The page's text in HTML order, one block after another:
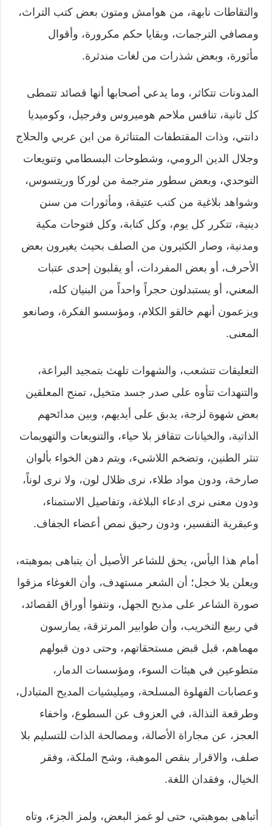
والتقاطات نابهة، من هوامش ومتون بعض كتب التراث،
ومصافي الترجمات، وبقايا حكم مكرورة، وأقوال
مأثورة، وبعض شذرات من لغات مندثرة.
المدونات تتكاثر، وما يدعي أصحابها أنها قصائد تتمطى
كل ثانية، تنافس ملاحم هوميروس وفرجيل، وكوميديا
دانتي، وذات المقتطفات المتناثرة من ابن عربي والحلاج
وجلال الدين الرومي، وشطوحات البسطامي وتنويعات
التوحدي، وبعض سطور مترجمة من لوركا وريتسوس،
وشواهد بلاغية من كتب عتيقة، ومأثورات من سنن
دينية، تتكرر كل يوم، وكل كتابة، وكل فتوحات مكية
ومدنية، وصار الكثيرون من الصلف بحيث يغيرون بعض
الأحرف، أو بعض المفردات، أو يقلبون إحدى عتبات
المعني، أو يستبدلون حجراً واحداً من البنيان كله،
ويزعمون أنهم خالقو الكلام، ومؤسسو الفكرة، وصانعو
المعنى.
التعليقات تتشعب، والشهوات تلهث بتمجيد البراعة،
والتنهدات تتأوه على صدر جسد متخيل، تمنح المعلقين
بعض شهوة لزجة، يدبق على أيديهم، وبين مدائحهم
الذاتية، والخيانات تتقافز بلا حياء، والتنويعات والتهويمات
تنثر الطنين، وتضخم اللاشيء، ويتم دهن الخواء بألوان
صارخة، ودون مواد طلاء، نرى ظلال لون، ولا نرى لوناً،
ودون معنى نرى ادعاء البلاغة، وتفاصيل الاستمناء،
وعبقرية التفسير، ودون رحيق نمص أعضاء الجفاف.
أمام هذا اليأس، يحق للشاعر الأصيل أن يتباهى بموهبته،
ويعلن بلا خجل؛ أن الشعر مستهدف، وأن الغوغاء مزقوا
صورة الشاعر على مذبح الجهل، ونتفوا أوراق القصائد،
في ربيع التخريب، وأن طوابير المرتزقة، يمارسون
مهماهم، قبل قبض مستحقاتهم، وحتى دون قبولهم
متطوعين في هيئات السوء، ومؤسسات الدمار،
وعصابات الفهلوة المسلحة، وميليشيات المديح المتبادل،
وطرقعة النذالة، في العزوف عن السطوع، واخفاء
العجز، عن مجاراة الأصالة، ومصالحة الذات للتسليم بلا
صلف، والاقرار بنقص الموهبة، وشح الملكة، وفقر
الخيال، وفقدان اللغة.
أتباهى بموهبتي، حتى لو غمز البعض، ولمز الجزء، وتاه